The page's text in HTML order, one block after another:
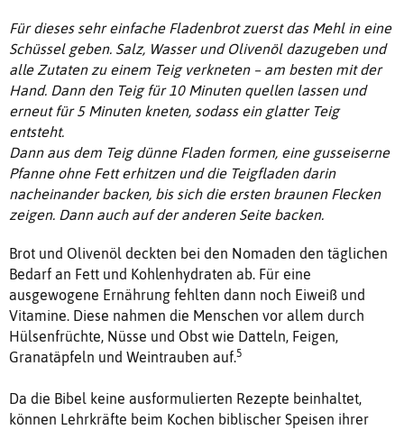
Für dieses sehr einfache Fladenbrot zuerst das Mehl in eine
Schüssel geben. Salz, Wasser und Olivenöl dazugeben und
alle Zutaten zu einem Teig verkneten – am besten mit der
Hand. Dann den Teig für 10 Minuten quellen lassen und
erneut für 5 Minuten kneten, sodass ein glatter Teig
entsteht.
Dann aus dem Teig dünne Fladen formen, eine gusseiserne
Pfanne ohne Fett erhitzen und die Teigfladen darin
nacheinander backen, bis sich die ersten braunen Flecken
zeigen. Dann auch auf der anderen Seite backen.
Brot und Olivenöl deckten bei den Nomaden den täglichen
Bedarf an Fett und Kohlenhydraten ab. Für eine
ausgewogene Ernährung fehlten dann noch Eiweiß und
Vitamine. Diese nahmen die Menschen vor allem durch
Hülsenfrüchte, Nüsse und Obst wie Datteln, Feigen,
Granatäpfeln und Weintrauben auf.5
Da die Bibel keine ausformulierten Rezepte beinhaltet,
können Lehrkräfte beim Kochen biblischer Speisen ihrer